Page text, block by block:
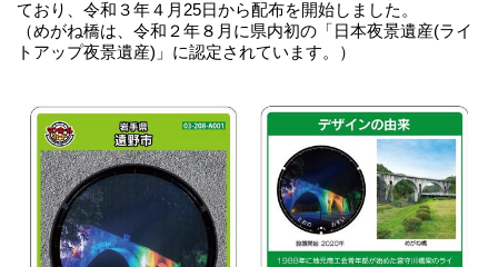
ており、令和３年４月25日から配布を開始しました。
（めがね橋は、令和２年８月に県内初の「日本夜景遺産(ライ
トアップ夜景遺産)」に認定されています。）